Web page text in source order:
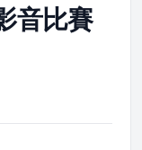
音比賽